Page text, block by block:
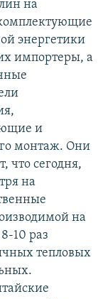
на
энергетики
импортеры, а
и
монтаж. Они
что сегодня,
на
на
10 раз
тепловых